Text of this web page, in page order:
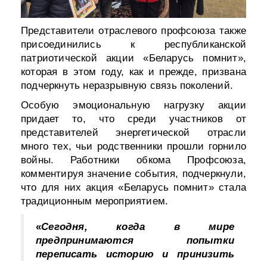
Представители отраслевого профсоюза также
присоединились к республиканской
патриотической акции «Беларусь помнит»,
которая в этом году, как и прежде, призвана
подчеркнуть неразрывную связь поколений.
Особую эмоциональную нагрузку акции
придает то, что среди участников от
представителей энергетической отрасли
много тех, чьи родственники прошли горнило
войны. Работники обкома Профсоюза,
комментируя значение события, подчеркнули,
что для них акция «Беларусь помнит» стала
традиционным мероприятием.
«Сегодня, когда в мире
предпринимаются попытки
переписать историю и принизить